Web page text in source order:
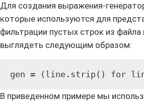
Для создания выражения-
которые используются для
фильтрации пустых строк из
выглядеть следующим образом:
gen = (line.strip() for
В приведенном примере мы